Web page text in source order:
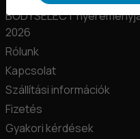
BODYSELECT
2026
Rólunk
Kapcsolat
Szállítási információk
Fizetés
Gyakori kérdések